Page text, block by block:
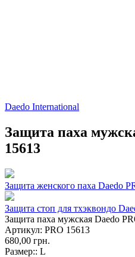
Daedo International
Защита паха
15613
Защита женского паха Daedo
Защита стоп для тхэквондо
Защита паха мужская Daedo
Артикул: PRO 15613
680,00 грн.
Размер:: L